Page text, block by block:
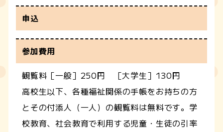
申込
参加費用
観覧料［一般］250円 ［大学生］130円
高校生以下、各種福祉関係の手帳をお持ちの方
とその付添人（一人）の観覧料は無料です。学
校教育、社会教育で利用する児童・生徒の引率